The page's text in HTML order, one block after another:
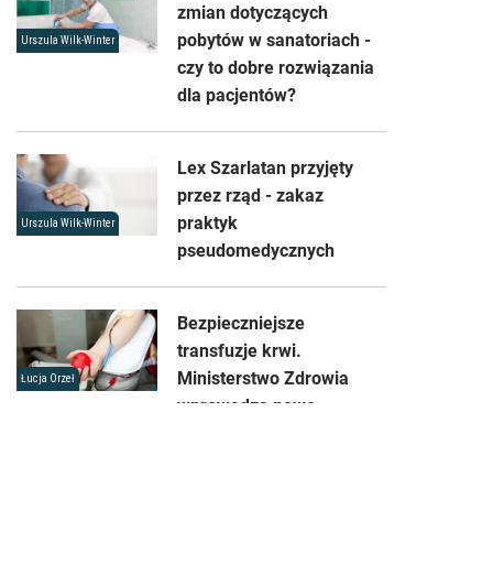
Urszula Wilk-Winter
zmian dotyczących
pobytów w sanatoriach -
czy to dobre rozwiązania
dla pacjentów?
Urszula Wilk-Winter
Lex Szarlatan przyjęty
przez rząd - zakaz
praktyk
pseudomedycznych
Łucja Orzeł
Bezpieczniejsze
transfuzje krwi.
Ministerstwo Zdrowia
wprowadza nowe